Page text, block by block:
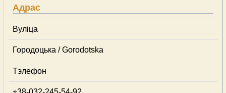
Адрас
Вуліца
Городоцька / Gorodotska
Тэлефон